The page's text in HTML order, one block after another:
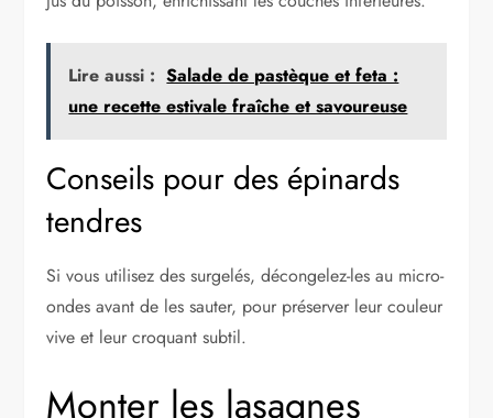
Lire aussi : Salade de pastèque et feta :
une recette estivale fraîche et savoureuse
Conseils pour des épinards
tendres
Si vous utilisez des surgelés, décongelez-les au micro-
ondes avant de les sauter, pour préserver leur couleur
vive et leur croquant subtil.
Monter les lasagnes